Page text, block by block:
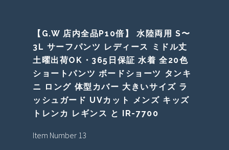
【G.W 店内全品P10倍】 水陸両用 S〜
3L サーフパンツ レディース ミドル丈
土曜出荷OK・365日保証 水着 全20色
ショートパンツ ボードショーツ タンキ
ニ ロング 体型カバー 大きいサイズ ラ
ッシュガード UVカット メンズ キッズ
トレンカ レギンス と IR-7700
Item Number 13